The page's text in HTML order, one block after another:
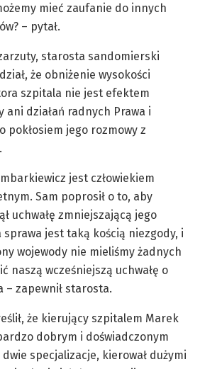
mieć zaufanie do innych
– pytał.
starosta sandomierski
że obniżenie wysokości
szpitala nie jest efektem
ani działań radnych Prawa i
pokłosiem jego rozmowy z
jest człowiekiem
Sam poprosił o to, aby
uchwałę zmniejszającą jego
jest taką kością niezgody, i
wojewody nie mieliśmy żadnych
naszą wcześniejszą uchwałę o
zapewnił starosta.
że kierujący szpitalem Marek
dobrym i doświadczonym
specjalizacje, kierował dużymi